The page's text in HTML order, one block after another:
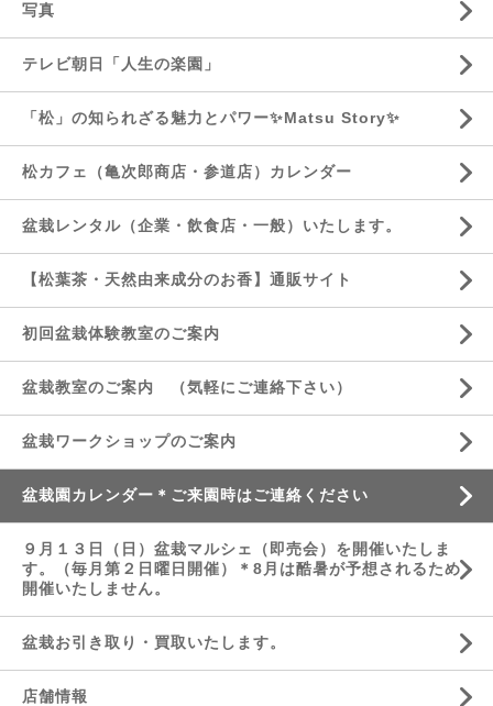
写真
テレビ朝日「人生の楽園」
「松」の知られざる魅力とパワー✨Matsu Story✨
松カフェ（亀次郎商店・参道店）カレンダー
盆栽レンタル（企業・飲食店・一般）いたします。
【松葉茶・天然由来成分のお香】通販サイト
初回盆栽体験教室のご案内
盆栽教室のご案内 （気軽にご連絡下さい）
盆栽ワークショップのご案内
盆栽園カレンダー＊ご来園時はご連絡ください
９月１３日（日）盆栽マルシェ（即売会）を開催いたしま
す。（毎月第２日曜日開催）＊8月は酷暑が予想されるため
開催いたしません。
盆栽お引き取り・買取いたします。
店舗情報